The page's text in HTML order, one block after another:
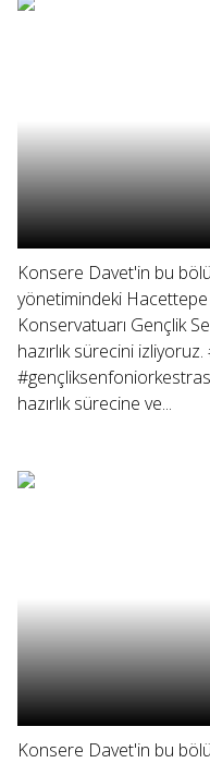
Konsere Davet'in bu
yönetimindeki
Konservatuarı Gençlik
hazırlık sürecini
hazırlık sürecine ve...
Konsere Davet'in bu